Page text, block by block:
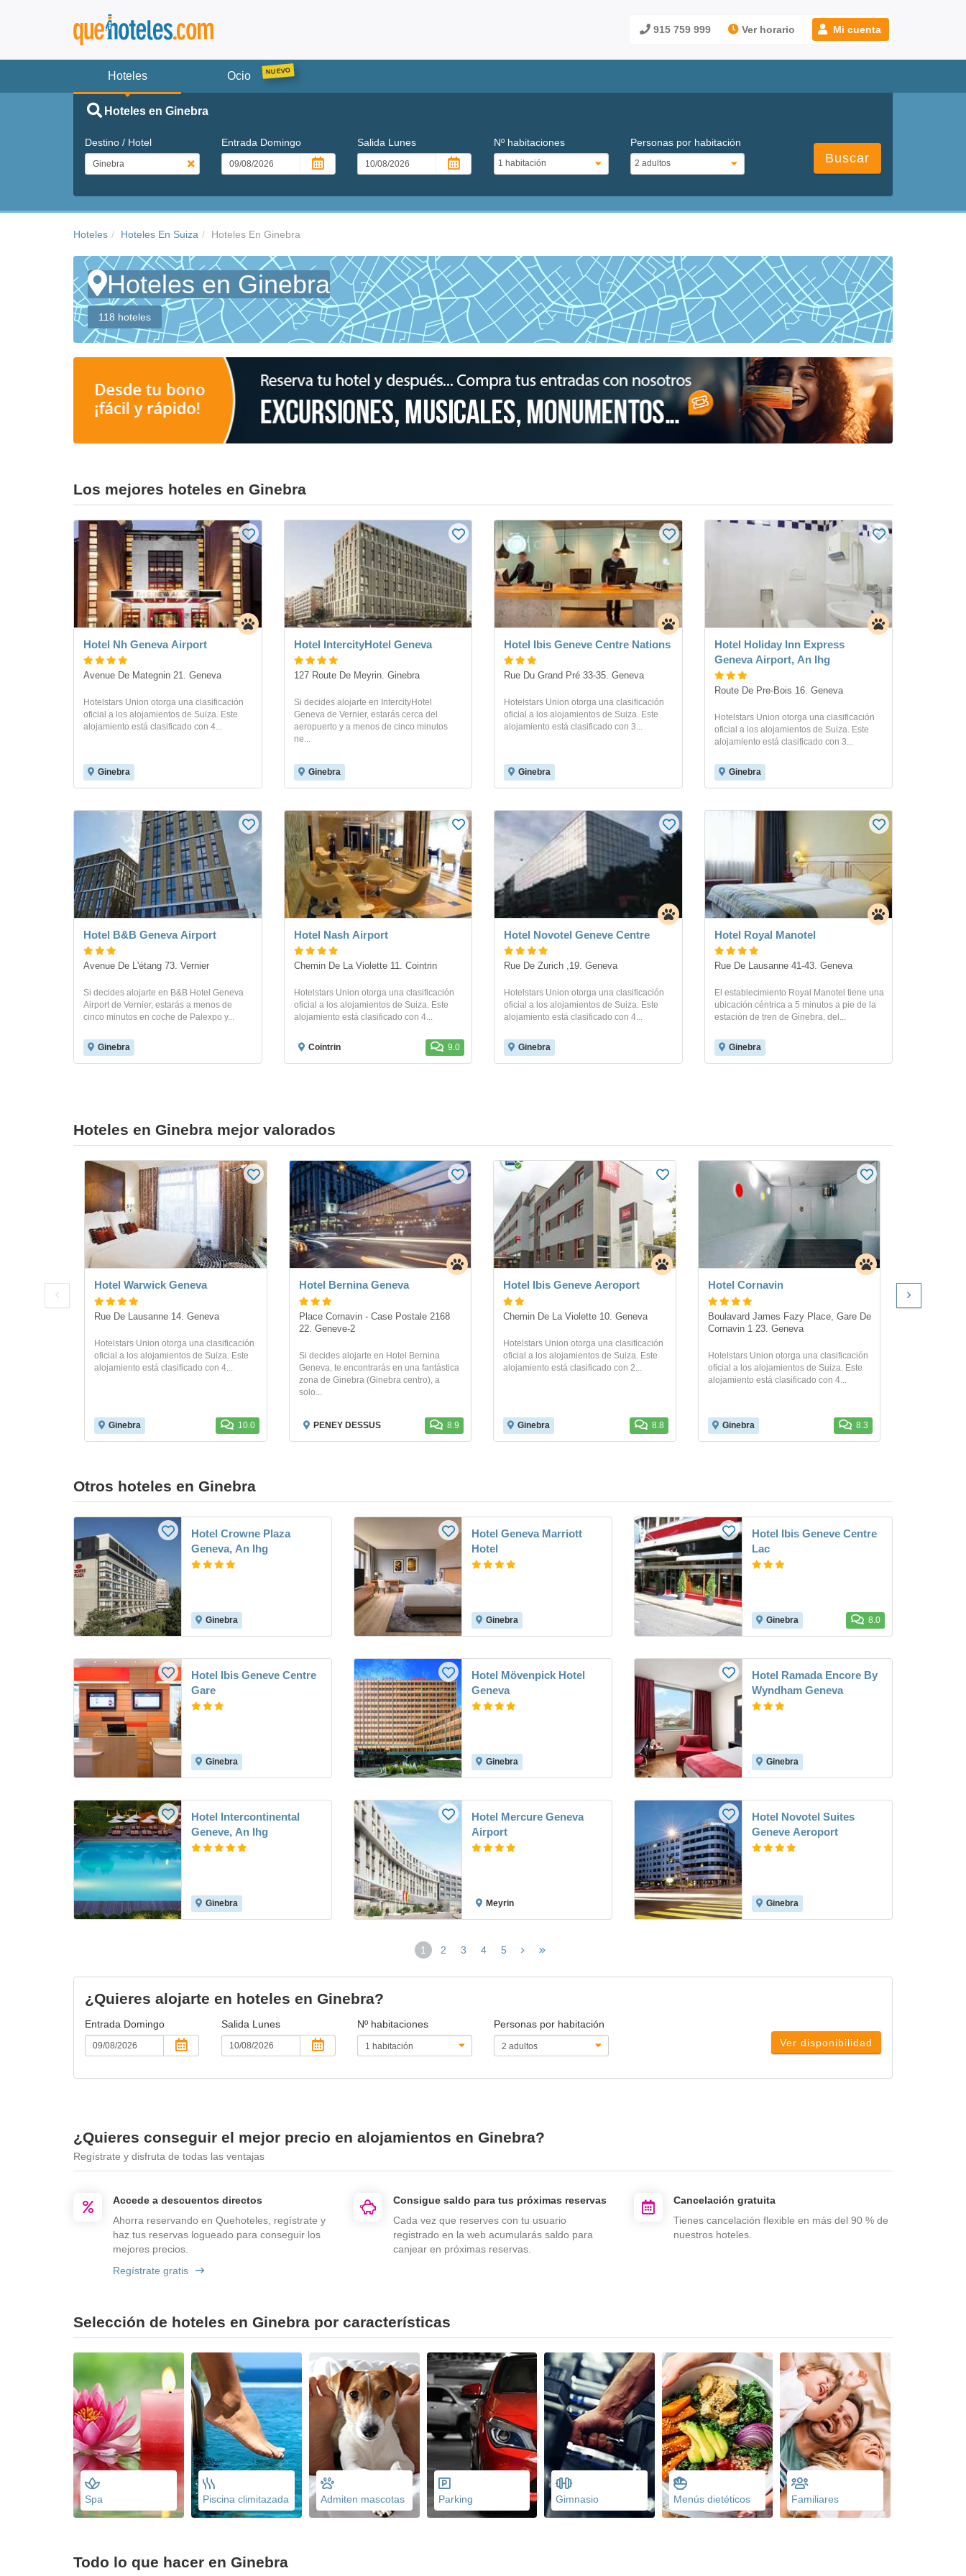
915 759 999 Ver horario Mi cuenta
Hoteles Ocio
Hoteles en Ginebra
Destino / Hotel Entrada Domingo Salida Lunes Nº habitaciones Personas por habitación
Buscar
Hoteles Hoteles En Suiza Hoteles En Ginebra
Hoteles en Ginebra
118 hoteles
Los mejores hoteles en Ginebra
Hotel Nh Geneva Airport
Avenue De Mategnin 21. Geneva
Hotelstars Union otorga una clasificación
oficial a los alojamientos de Suiza. Este
alojamiento está clasificado con 4...
Ginebra
Hotel IntercityHotel Geneva
127 Route De Meyrin. Ginebra
Si decides alojarte en IntercityHotel
Geneva de Vernier, estarás cerca del
aeropuerto y a menos de cinco minutos
ne...
Ginebra
Hotel Ibis Geneve Centre Nations
Rue Du Grand Pré 33-35. Geneva
Hotelstars Union otorga una clasificación
oficial a los alojamientos de Suiza. Este
alojamiento está clasificado con 3...
Ginebra
Hotel Holiday Inn Express
Geneva Airport, An Ihg
Route De Pre-Bois 16. Geneva
Hotelstars Union otorga una clasificación
oficial a los alojamientos de Suiza. Este
alojamiento está clasificado con 3...
Ginebra
Hotel B&B Geneva Airport
Avenue De L'étang 73. Vernier
Si decides alojarte en B&B Hotel Geneva
Airport de Vernier, estarás a menos de
cinco minutos en coche de Palexpo y...
Ginebra
Hotel Nash Airport
Chemin De La Violette 11. Cointrin
Hotelstars Union otorga una clasificación
oficial a los alojamientos de Suiza. Este
alojamiento está clasificado con 4...
Cointrin 9.0
Hotel Novotel Geneve Centre
Rue De Zurich ,19. Geneva
Hotelstars Union otorga una clasificación
oficial a los alojamientos de Suiza. Este
alojamiento está clasificado con 4...
Ginebra
Hotel Royal Manotel
Rue De Lausanne 41-43. Geneva
El establecimiento Royal Manotel tiene una
ubicación céntrica a 5 minutos a pie de la
estación de tren de Ginebra, del...
Ginebra
Hoteles en Ginebra mejor valorados
Hotel Warwick Geneva
Rue De Lausanne 14. Geneva
Hotelstars Union otorga una clasificación
oficial a los alojamientos de Suiza. Este
alojamiento está clasificado con 4...
Ginebra 10.0
Hotel Bernina Geneva
Place Cornavin - Case Postale 2168
22. Geneve-2
Si decides alojarte en Hotel Bernina
Geneva, te encontrarás en una fantástica
zona de Ginebra (Ginebra centro), a
solo...
PENEY DESSUS 8.9
Hotel Ibis Geneve Aeroport
Chemin De La Violette 10. Geneva
Hotelstars Union otorga una clasificación
oficial a los alojamientos de Suiza. Este
alojamiento está clasificado con 2...
Ginebra 8.8
Hotel Cornavin
Boulavard James Fazy Place, Gare De
Cornavin 1 23. Geneva
Hotelstars Union otorga una clasificación
oficial a los alojamientos de Suiza. Este
alojamiento está clasificado con 4...
Ginebra 8.3
Hotel
Otros hoteles en Ginebra
Hotel Crowne Plaza
Geneva, An Ihg
Ginebra
Hotel Geneva Marriott
Hotel
Ginebra
Hotel Ibis Geneve Centre
Lac
Ginebra 8.0
Hotel Ibis Geneve Centre
Gare
Ginebra
Hotel Mövenpick Hotel
Geneva
Ginebra
Hotel Ramada Encore By
Wyndham Geneva
Ginebra
Hotel Intercontinental
Geneve, An Ihg
Ginebra
Hotel Mercure Geneva
Airport
Meyrin
Hotel Novotel Suites
Geneve Aeroport
Ginebra
1
(página
2 3 4 5
¿Quieres alojarte en hoteles en Ginebra?
Entrada Domingo Salida Lunes Nº habitaciones
Personas por habitación
Ver disponibilidad
¿Quieres conseguir el mejor precio en alojamientos en Ginebra?
Regístrate y disfruta de todas las ventajas
Accede a descuentos directos
Ahorra reservando en Quehoteles, regístrate y
haz tus reservas logueado para conseguir los
mejores precios.
Regístrate gratis
Consigue saldo para tus próximas reservas
Cada vez que reserves con tu usuario
registrado en la web acumularás saldo para
canjear en próximas reservas.
Cancelación gratuita
Tienes cancelación flexible en más del 90 % de
nuestros hoteles.
Selección de hoteles en Ginebra por características
Spa Piscina climitazada Admiten mascotas Parking Gimnasio Menús dietéticos Familiares
Todo lo que hacer en Ginebra